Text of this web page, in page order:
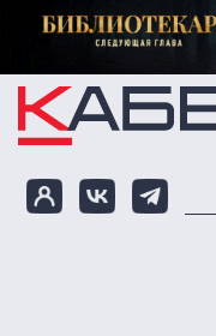
Перейти к основному